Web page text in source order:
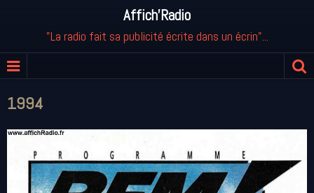
Affich'Radio
"La radio fait sa publicité écrite dans un écrin"...
1994